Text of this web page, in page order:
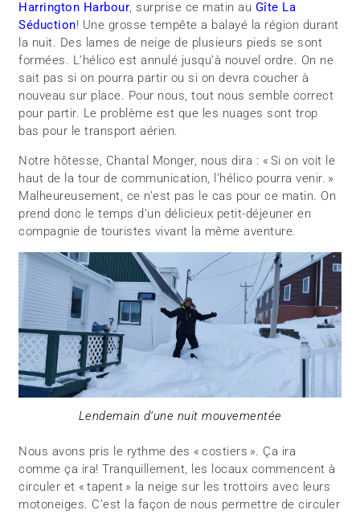
Harrington Harbour, surprise ce matin au Gîte La
Séduction! Une grosse tempête a balayé la région durant
la nuit. Des lames de neige de plusieurs pieds se sont
formées. L’hélico est annulé jusqu’à nouvel ordre. On ne
sait pas si on pourra partir ou si on devra coucher à
nouveau sur place. Pour nous, tout nous semble correct
pour partir. Le problème est que les nuages sont trop
bas pour le transport aérien.
Notre hôtesse, Chantal Monger, nous dira : « Si on voit le
haut de la tour de communication, l’hélico pourra venir. »
Malheureusement, ce n’est pas le cas pour ce matin. On
prend donc le temps d’un délicieux petit-déjeuner en
compagnie de touristes vivant la même aventure.
Lendemain d’une nuit mouvementée
Nous avons pris le rythme des « costiers ». Ça ira
comme ça ira! Tranquillement, les locaux commencent à
circuler et « tapent » la neige sur les trottoirs avec leurs
motoneiges. C’est la façon de nous permettre de circuler